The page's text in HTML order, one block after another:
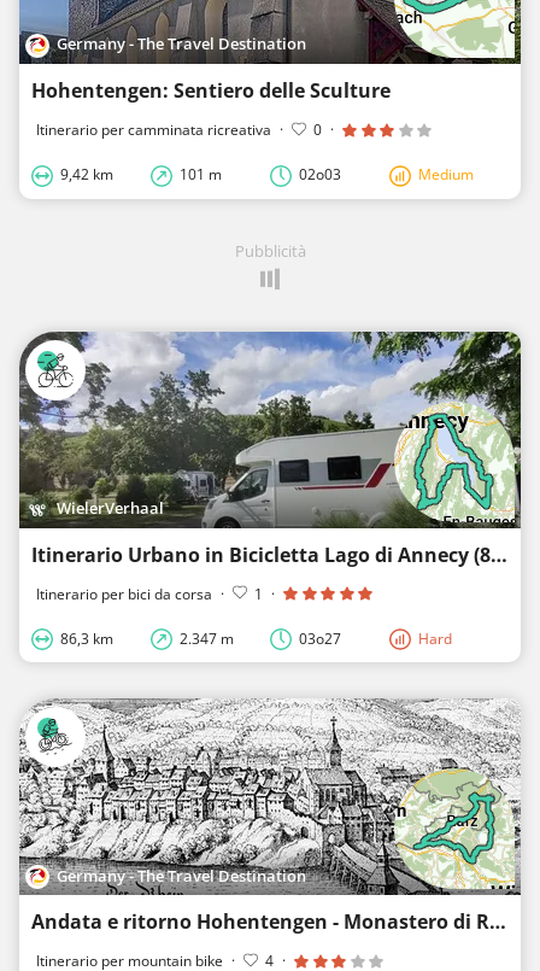
Germany - The Travel Destination
Hohentengen: Sentiero delle Sculture
Itinerario per camminata ricreativa · 0 ·
9,42 km 101 m 02o03 Medium
Pubblicità
WielerVerhaal
Itinerario Urbano in Bicicletta Lago di Annecy (89 km e 2.290 metri di dislivello)
Itinerario per bici da corsa · 1 ·
86,3 km 2.347 m 03o27 Hard
Germany - The Travel Destination
Andata e ritorno Hohentengen - Monastero di Rheinau
Itinerario per mountain bike · 4 ·